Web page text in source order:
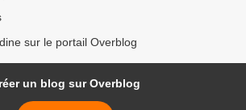
sur le portail Overblog
un blog sur Overblog